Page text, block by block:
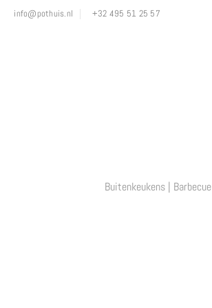
info@pothuis.nl +32 495 51 25 57
Buitenkeukens | Barbecue